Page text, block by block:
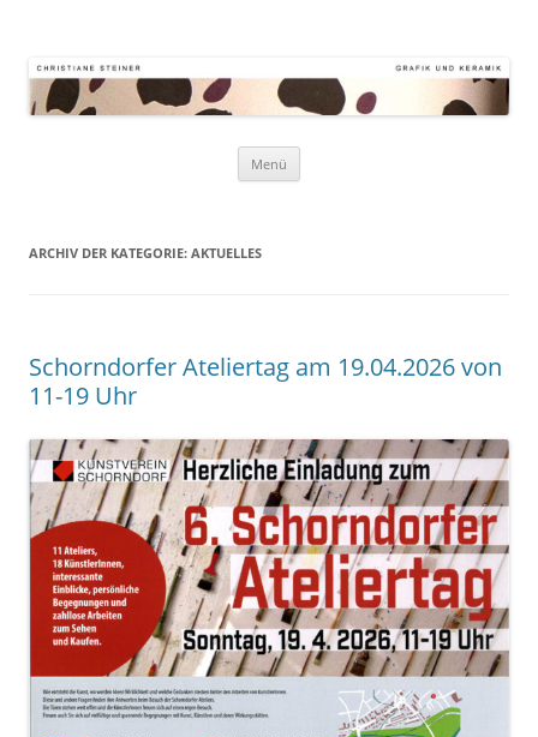
Menü
ARCHIV DER KATEGORIE: AKTUELLES
Schorndorfer Ateliertag am 19.04.2026 von
11-19 Uhr